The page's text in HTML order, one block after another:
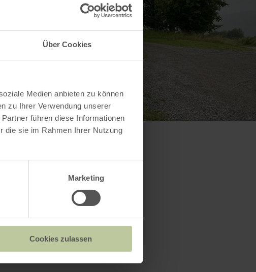
Über Cookies
Medien anbieten zu können
zu Ihrer Verwendung unserer
führen diese Informationen
die sie im Rahmen Ihrer Nutzung
Marketing
Cookies zulassen